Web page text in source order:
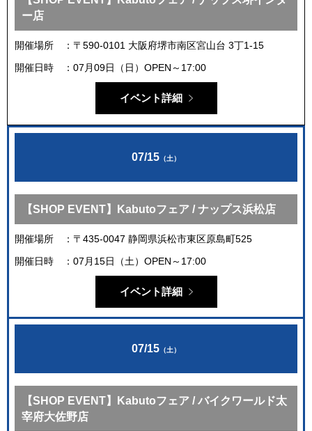
ー店
開催場所
〒590-0101 大阪府堺市南区宮山台 3丁1-15
開催日時
07月09日（日）OPEN～17:00
イベント詳細
07/15 （土）
【SHOP EVENT】Kabutoフェア / ナップス浜松店
開催場所
〒435-0047 静岡県浜松市東区原島町525
開催日時
07月15日（土）OPEN～17:00
イベント詳細
07/15 （土）
【SHOP EVENT】Kabutoフェア / バイクワールド太
宰府大佐野店